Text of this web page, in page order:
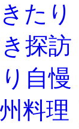
たり
探訪
自慢
料理